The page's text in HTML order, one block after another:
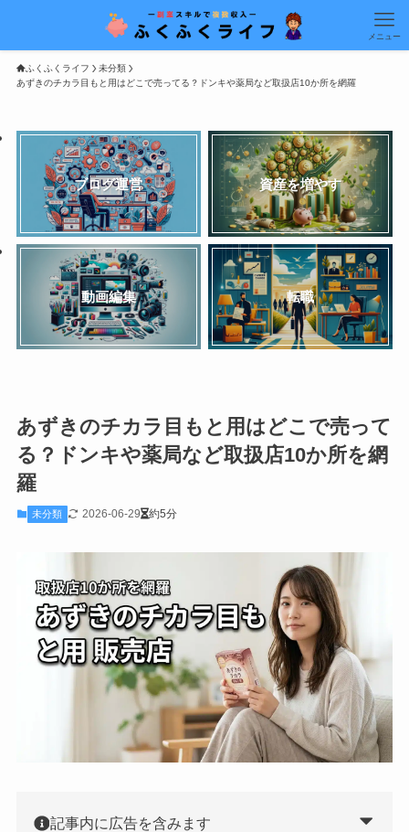
メニュー
ふくふくライフ
未分類
あずきのチカラ目もと用はどこで売ってる？ドンキや薬局など取扱店10か所を網羅
ブログ運営 資産を増やす
動画編集 転職
あずきのチカラ目もと用はどこで売って
る？ドンキや薬局など取扱店10か所を網
羅
未分類 2026-06-29 約5分
記事内に広告を含みます